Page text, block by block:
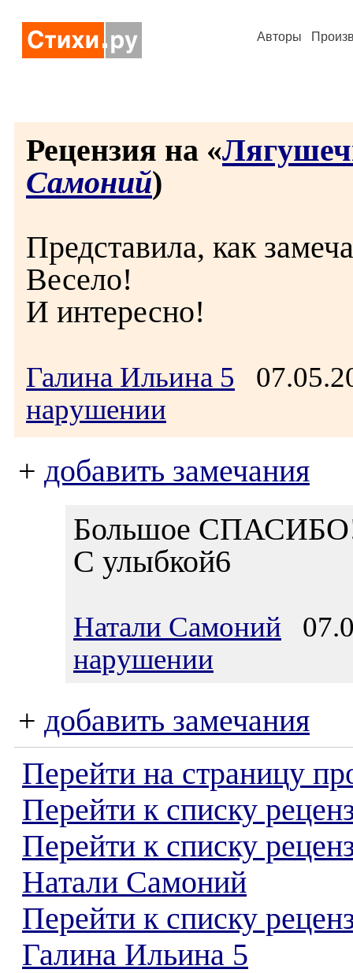
Авторы
Рецензия на «
Самоний)
Представила, как
Весело!
И интересно!
Галина Ильина 5
нарушении
+ добавить замечания
Большое
С улыбкой6
Натали Самоний
нарушении
+ добавить замечания
Перейти на страницу
Перейти к списку
Перейти к списку
Натали Самоний
Перейти к списку
Галина Ильина 5